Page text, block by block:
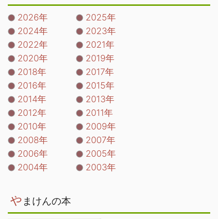
2026年
2025年
2024年
2023年
2022年
2021年
2020年
2019年
2018年
2017年
2016年
2015年
2014年
2013年
2012年
2011年
2010年
2009年
2008年
2007年
2006年
2005年
2004年
2003年
や まけんの本